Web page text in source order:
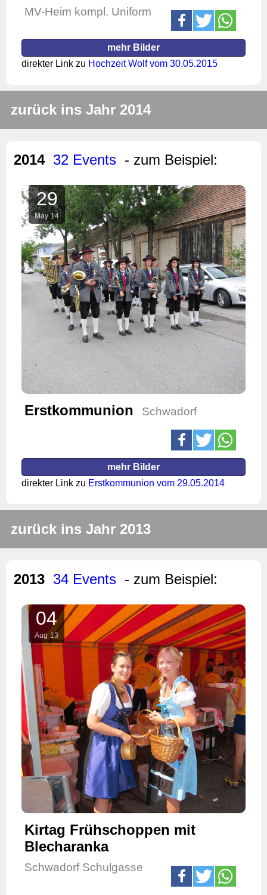
MV-Heim kompl. Uniform
mehr Bilder
direkter Link zu Hochzeit Wolf vom 30.05.2015
zurück ins Jahr 2014
2014 32 Events - zum Beispiel:
29
May 14
Erstkommunion Schwadorf
mehr Bilder
direkter Link zu Erstkommunion vom 29.05.2014
zurück ins Jahr 2013
2013 34 Events - zum Beispiel:
04
Aug 13
Kirtag Frühschoppen mit
Blecharanka
Schwadorf Schulgasse